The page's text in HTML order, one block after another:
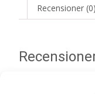
Recensioner (0)
Det finns inga